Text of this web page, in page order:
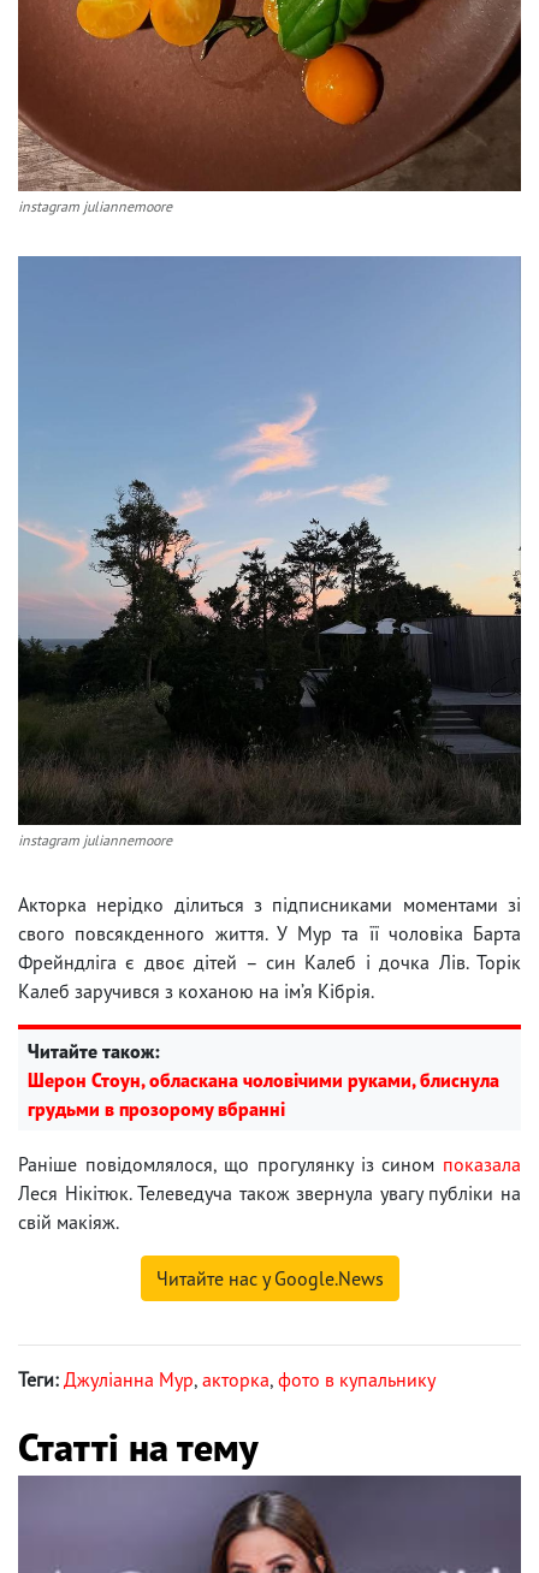
instagram juliannemoore
instagram juliannemoore
Акторка нерідко ділиться з підписниками моментами зі
свого повсякденного життя. У Мур та її чоловіка Барта
Фрейндліга є двоє дітей – син Калеб і дочка Лів. Торік
Калеб заручився з коханою на ім’я Кібрія.
Читайте також:
Шерон Стоун, обласкана чоловічими руками, блиснула
грудьми в прозорому вбранні
Раніше повідомлялося, що прогулянку із сином показала
Леся Нікітюк. Телеведуча також звернула увагу публіки на
свій макіяж.
Читайте нас у Google.News
Теги: Джуліанна Мур, акторка, фото в купальнику
Статті на тему